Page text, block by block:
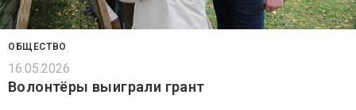
ОБЩЕСТВО
16.05.2026
Волонтёры выиграли грант